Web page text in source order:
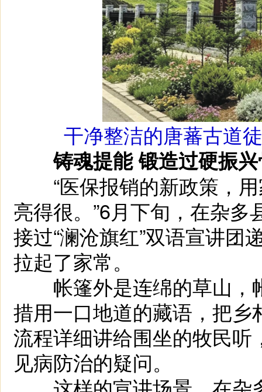
干净整洁的唐蕃古道
铸魂提能 锻造过硬振
“医保报销的新政策，用
亮得很。”6月下旬，在杂
接过“澜沧旗红”双语宣讲团
拉起了家常。
帐篷外是连绵的草山，
措用一口地道的藏语，把
流程详细讲给围坐的牧民
见病防治的疑问。